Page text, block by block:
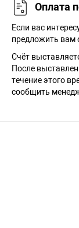
Оплата
Если вас
предложить вам
Счёт
После
течение этого
сообщить